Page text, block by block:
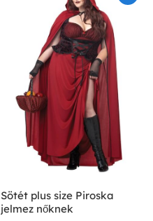
Sötét plus size Piroska
jelmez nőknek